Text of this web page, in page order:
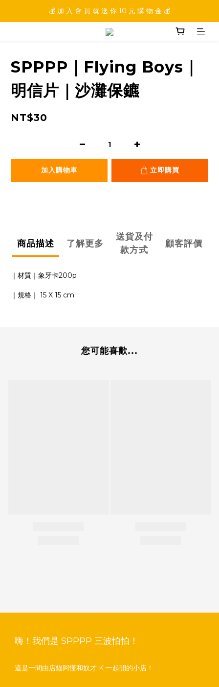
💰 加 入 會 員 就 送 你 10 元 購 物 金 💰
💰 加 入 會 員 就 送 你 10 元 購 物 金 💰
💰 填 寫 完 整 會 員 資 訊 再 送 點 數 22222 點 💰
SPPPP｜Flying Boys｜
明信片｜沙灘保鑣
NT$30
加入購物車 立即購買
商品描述 了解更多
送貨及付
款方式
顧客評價
｜材質｜象牙卡200p
｜規格｜ 15 X 15 cm
您可能喜歡...
嗨！我們是 SPPPP 三波怕怕！
這是一間由店貓阿懂和奴才 K 一起開的小店！